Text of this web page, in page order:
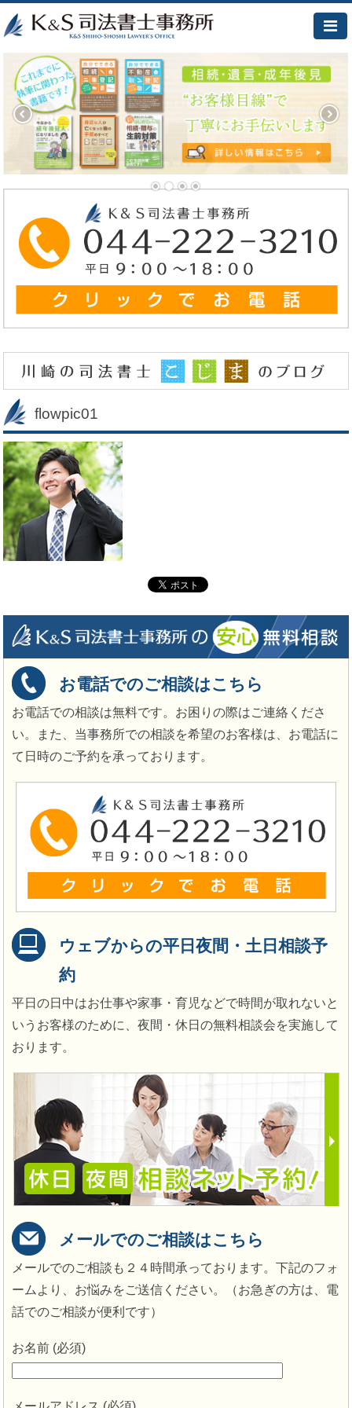
flowpic01
お電話でのご相談はこちら
お電話での相談は無料です。お困りの際はご連絡くださ
い。また、当事務所での相談を希望のお客様は、お電話に
て日時のご予約を承っております。
ウェブからの平日夜間・土日相談予
約
平日の日中はお仕事や家事・育児などで時間が取れないと
いうお客様のために、夜間・休日の無料相談会を実施して
おります。
メールでのご相談はこちら
メールでのご相談も２４時間承っております。下記のフォ
ームより、お悩みをご送信ください。（お急ぎの方は、電
話でのご相談が便利です）
お名前 (必須)